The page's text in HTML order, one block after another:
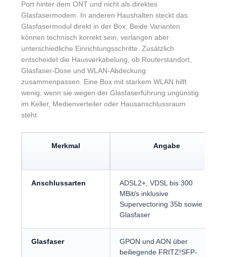
Port hinter dem ONT und nicht als direktes
Glasfasermodem. In anderen Haushalten steckt das
Glasfasermodul direkt in der Box. Beide Varianten
können technisch korrekt sein, verlangen aber
unterschiedliche Einrichtungsschritte. Zusätzlich
entscheidet die Hausverkabelung, ob Routerstandort,
Glasfaser-Dose und WLAN-Abdeckung
zusammenpassen. Eine Box mit starkem WLAN hilft
wenig, wenn sie wegen der Glasfaserführung ungünstig
im Keller, Medienverteiler oder Hausanschlussraum
steht.
Merkmal Angabe
Anschlussarten
ADSL2+, VDSL bis 300
MBit/s inklusive
Supervectoring 35b sowie
Glasfaser
Glasfaser
GPON und AON über
beiliegende FRITZ!SFP-